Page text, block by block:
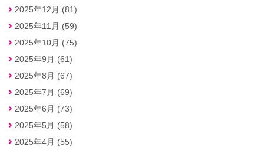
2025年12月 (81)
2025年11月 (59)
2025年10月 (75)
2025年9月 (61)
2025年8月 (67)
2025年7月 (69)
2025年6月 (73)
2025年5月 (58)
2025年4月 (55)